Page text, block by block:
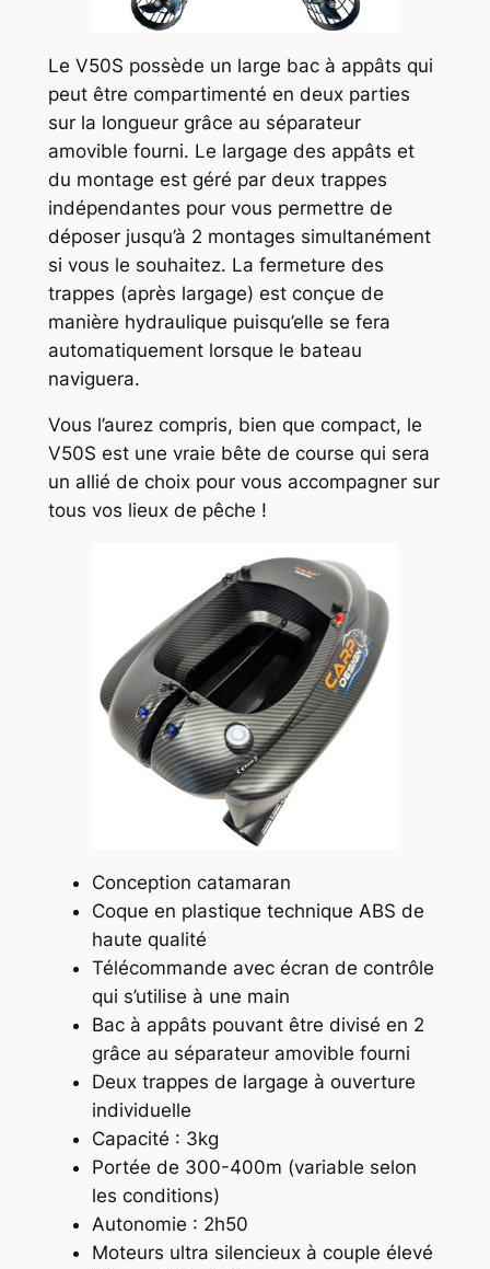
Le V50S possède un large bac à appâts qui
peut être compartimenté en deux parties
sur la longueur grâce au séparateur
amovible fourni. Le largage des appâts et
du montage est géré par deux trappes
indépendantes pour vous permettre de
déposer jusqu’à 2 montages simultanément
si vous le souhaitez. La fermeture des
trappes (après largage) est conçue de
manière hydraulique puisqu’elle se fera
automatiquement lorsque le bateau
naviguera.
Vous l’aurez compris, bien que compact, le
V50S est une vraie bête de course qui sera
un allié de choix pour vous accompagner sur
tous vos lieux de pêche !
Conception catamaran
Coque en plastique technique ABS de
haute qualité
Télécommande avec écran de contrôle
qui s’utilise à une main
Bac à appâts pouvant être divisé en 2
grâce au séparateur amovible fourni
Deux trappes de largage à ouverture
individuelle
Capacité : 3kg
Portée de 300-400m (variable selon
les conditions)
Autonomie : 2h50
Moteurs ultra silencieux à couple élevé